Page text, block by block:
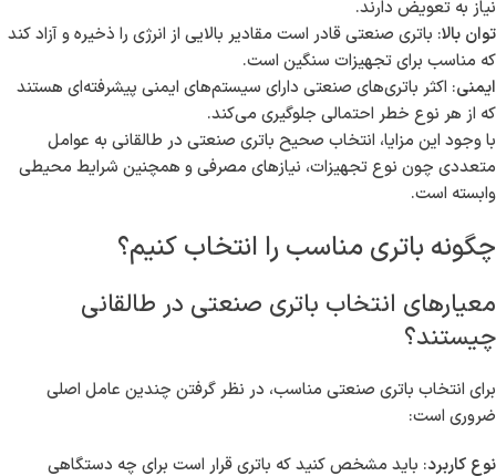
استفاده از باتری صنعتی در طالقانی می‌تواند مزایای فراوانی برای
کسب‌وکارها و صنایع مختلف به همراه داشته باشد. برخی از این مزایا شامل
موارد زیر هستند:
پایداری و دوام بالا: این باتری‌ها معمولاً عمر طولانی‌تری دارند و به ندرت
نیاز به تعویض دارند.
توان بالا: باتری صنعتی قادر است مقادیر بالایی از انرژی را ذخیره و آزاد کند
ایمنی: اکثر باتری‌های صنعتی دارای سیستم‌های ایمنی پیشرفته‌ای هستند
که از هر نوع خطر احتمالی جلوگیری می‌کند.
با وجود این مزایا، انتخاب صحیح باتری صنعتی در طالقانی به عوامل
متعددی چون نوع تجهیزات، نیازهای مصرفی و همچنین شرایط محیطی
وابسته است.
چگونه باتری مناسب را انتخاب کنیم؟
معیارهای انتخاب باتری صنعتی در طالقانی